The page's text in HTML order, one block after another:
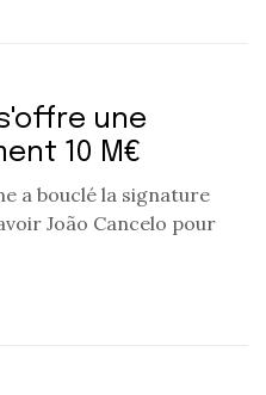
une
10 M€
a bouclé la signature
João Cancelo pour